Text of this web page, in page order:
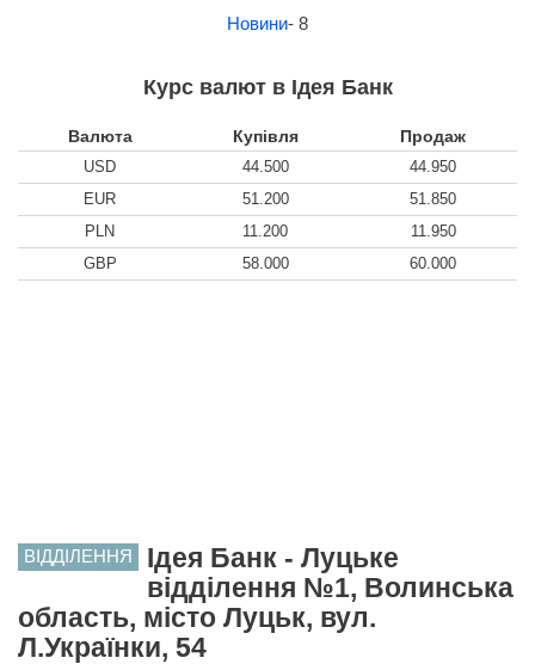
Новини- 8
Курс валют в Ідея Банк
Валюта Купівля Продаж
USD 44.500
44.950
EUR
51.200
51.850
PLN
11.200
11.950
GBP
58.000 60.000
ВІДДІЛЕННЯ
Ідея Банк - Луцьке
відділення №1, Волинська
область, місто Луцьк, вул.
Л.Українки, 54